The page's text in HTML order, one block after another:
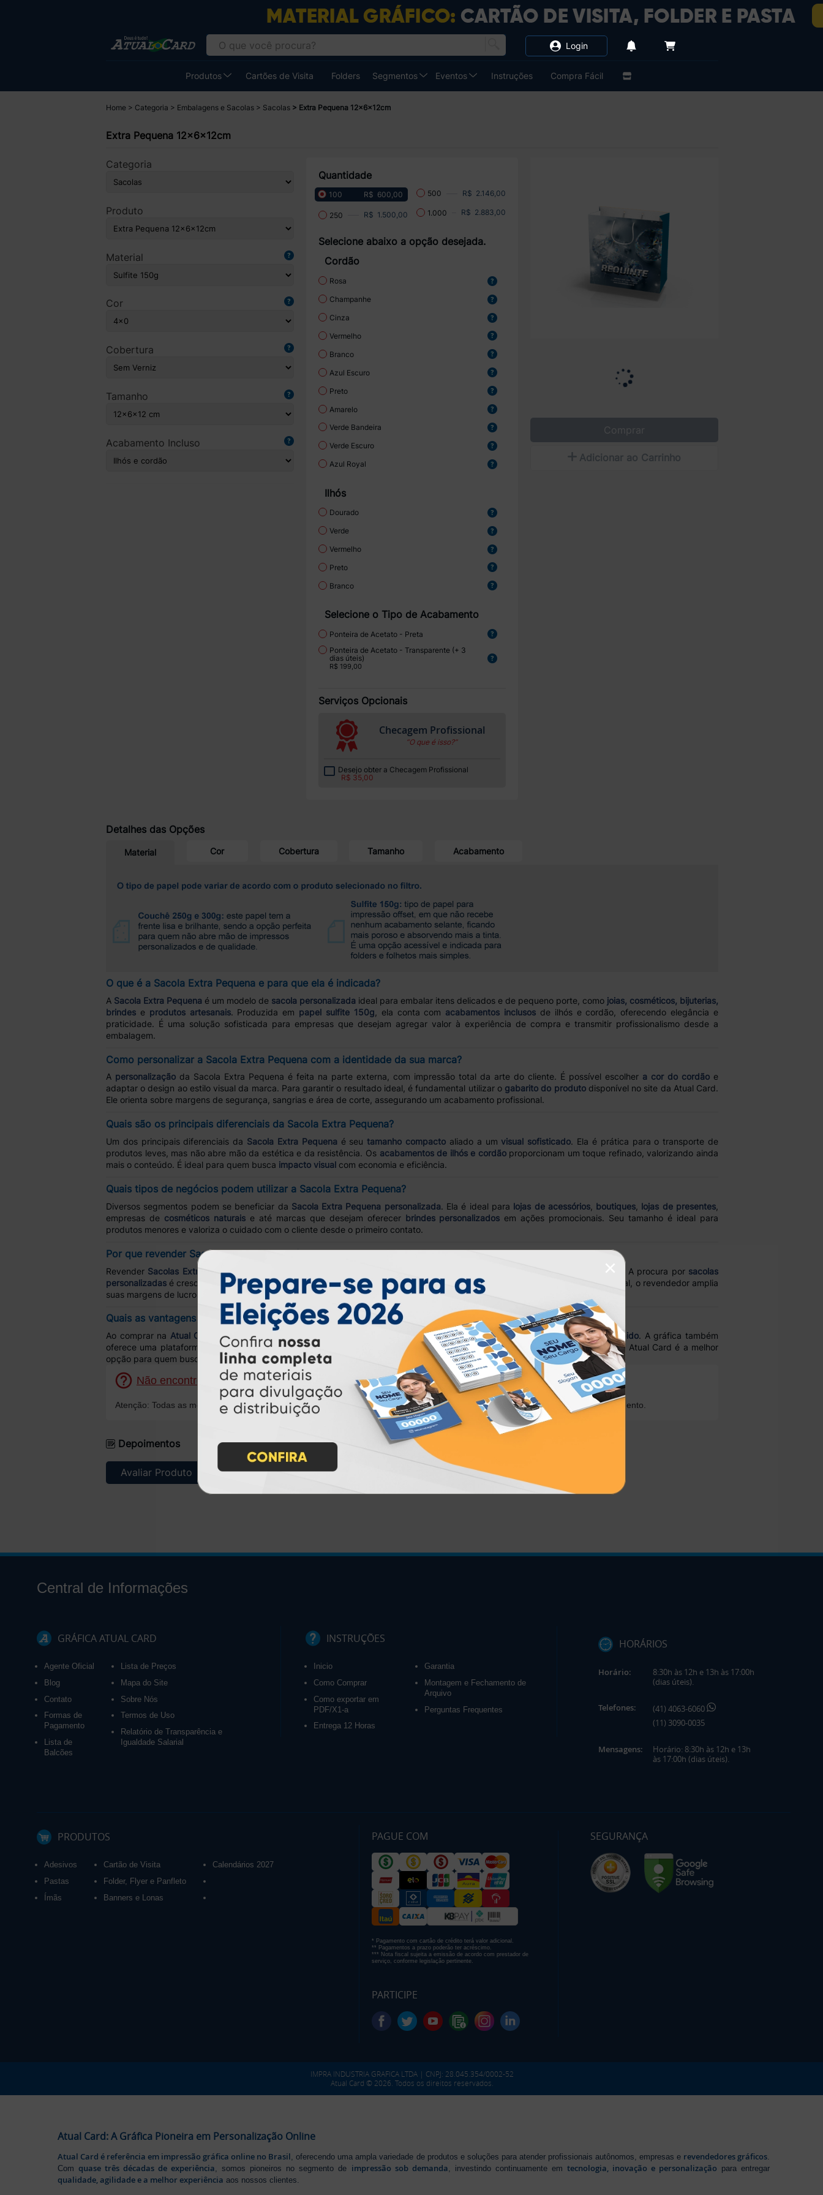
Produtos Cartões de Visita Folders Segmentos Eventos Instruções Compra Fácil
Login
Home Categoria Embalagens e Sacolas Sacolas Extra Pequena 12x6x12cm
Extra Pequena 12x6x12cm
Categoria
Produto
Material
Cor
Cobertura
Tamanho
Acabamento Incluso
Quantidade
100 R$ 600,00
250 R$ 1.500,00
500 R$ 2.146,00
1.000 R$ 2.883,00
Selecione abaixo a opção desejada.
Cordão
Rosa
Champanhe
Cinza
Vermelho
Branco
Azul Escuro
Preto
Amarelo
Verde Bandeira
Verde Escuro
Azul Royal
Ilhós
Dourado
Verde
Vermelho
Preto
Branco
Selecione o Tipo de Acabamento
Ponteira de Acetato - Preta
Ponteira de Acetato - Transparente (+ 3
dias úteis)
R$ 199,00
Serviços Opcionais
Checagem Profissional
“O que é isso?”
Desejo obter a Checagem Profissional
R$ 35,00
Comprar
Adicionar ao Carrinho
Detalhes das Opções
Material Cor Cobertura Tamanho Acabamento
O que é a Sacola Extra Pequena e para que ela é indicada?
A Sacola Extra Pequena é um modelo de sacola personalizada ideal para embalar itens delicados e de pequeno porte, como joias, cosméticos, bijuterias,
brindes e produtos artesanais. Produzida em papel sulfite 150g , ela conta com acabamentos inclusos de ilhós e cordão, oferecendo elegância e
praticidade. É uma solução sofisticada para empresas que desejam agregar valor à experiência de compra e transmitir profissionalismo desde a
embalagem.
Como personalizar a Sacola Extra Pequena com a identidade da sua marca?
A personalização da Sacola Extra Pequena é feita na parte externa, com impressão total da arte do cliente. É possível escolher a cor do cordão e
adaptar o design ao estilo visual da marca. Para garantir o resultado ideal, é fundamental utilizar o gabarito do produtodisponível no site da Atual Card.
Ele orienta sobre margens de segurança, sangrias e área de corte, assegurando um acabamento profissional.
Quais são os principais diferenciais da Sacola Extra Pequena?
Um dos principais diferenciais da Sacola Extra Pequena é seutamanho compacto aliado a um visual sofisticado. Ela é prática para o transporte de
produtos leves, mas não abre mão da estética e da resistência. Os acabamentos de ilhós e cordãoproporcionam um toque refinado, valorizando ainda
mais o conteúdo. É ideal para quem busca impacto visual com economia e eficiência.
Quais tipos de negócios podem utilizar a Sacola Extra Pequena?
Diversos segmentos podem se beneficiar da Sacola Extra Pequena personalizada. Ela é ideal para lojas de acessórios, boutiques lojas de presentes
empresas de cosméticos naturaise até marcas que desejam oferecer brindes personalizados em ações promocionais. Seu tamanho é ideal para
produtos menores e valoriza o cuidado com o cliente desde o primeiro contato.
Por que revender Sacola Extra Pequena é uma boa oportunidade?
Revender Sacolas Extra Pequenas com excelente aceitação no mercado. A procura por sacolas
personalizadas é crescente entre empresas que buscam reforçar seu branding. Além disso, com o
e o apelo visual, o revendedor amplia
suas margens de lucro e fideliza clientes que valorizam produtos exclusivos e de qualidade.
Quais as vantagens de comprar com a Atual Card?
Ao comprar na Atual Card , o revendedor conta com ,produção em larga escalaeprazo de entrega rápido. A gráfica também
oferece uma plataforma prática paraenviar a artee acompanhar os pedidos . Com tecnologia avançada e foco em revenda, a Atual Card é a melhor
opção para quem busca
qualidade e rentabilidadeno mercado gráfico.
Não encontrou o que procura ou precisa de ajuda? Clique aqui!
Atenção: Todas as mensagens serão respondidas, porém mensagens enviadas por clientes cadastrados têm prioridade no atendimento.
Depoimentos
Avaliar Produto
Central de Informações
GRÁFICA ATUAL CARD
Agente Oficial
Blog
Contato
Formas de
Pagamento
Lista de
Balcões
Lista de Preços
Mapa do Site
Sobre Nós
Termos de Uso
Relatório de Transparência e
Igualdade Salarial
INSTRUÇÕES
Inicio
Como Comprar
Como exportar em
PDF/X1-a
Entrega 12 Horas
Garantia
Montagem e Fechamento de
Arquivo
Perguntas Frequentes
HORÁRIOS
Horário:
8:30h às 12h e 13h às 17:00h
(dias úteis).
Telefones:
(41) 4063-6060
(11) 3090-0035
Mensagens:
Horário: 8:30h às 12h e 13h
às 17:00h (dias úteis).
PRODUTOS
Adesivos
Pastas
Ímãs
Cartão de Visita
Folder, Flyer e Panfleto
Banners e Lonas
Calendários 2027
PAGUE COM
* Pagamento com cartão de crédito terá valor adicional.
** Pagamentos a prazo poderão ter acréscimo.
*** Nota fiscal sujeita a emissão de acordo com prestador de
serviço, conforme legislação pertinente.
PARTICIPE
SEGURANÇA
IMPRA INDUSTRIA GRAFICA LTDA | CNPJ: 28.045.354/0002-52
Atual Card © 2026. Todos os direitos reservados.
Atual Card: A Gráfica Pioneira em Personalização Online
Atual Card é referência em impressão gráfica online no Brasil , oferecendo uma ampla variedade de produtos e soluções para atender profissionais autônomos, empresas e revendedores gráficos.
Comquase três décadas de experiência , somos pioneiros no segmento de impressão sob demanda , investindo continuamente em tecnologia, inovação e personalização para entregar
qualidade, agilidade e a melhor experiência aos nossos clientes.